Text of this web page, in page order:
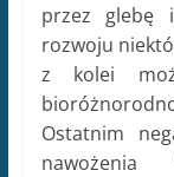
przez glebę
rozwoju
z kolei
Ostatnim
nawożenia